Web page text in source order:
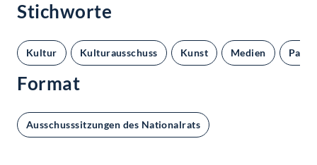
Stichworte
Kultur Kulturausschuss Kunst Medien
Format
Ausschusssitzungen des Nationalrats